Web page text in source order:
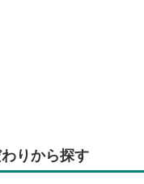
りから探す